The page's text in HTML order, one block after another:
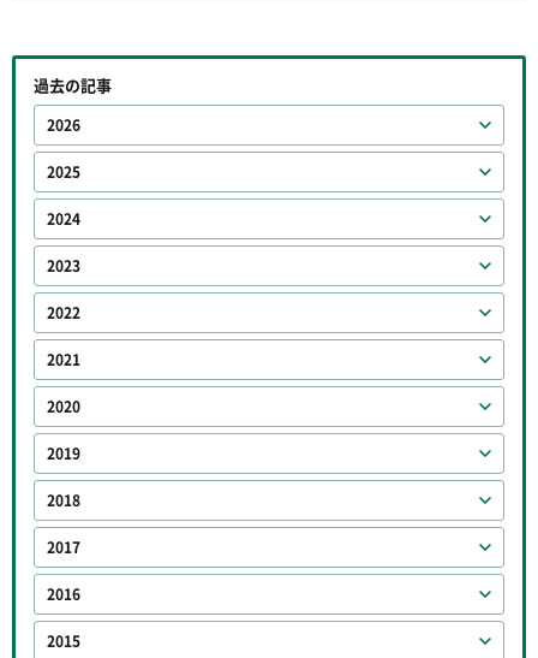
過去の記事
2026
2025
2024
2023
2022
2021
2020
2019
2018
2017
2016
2015